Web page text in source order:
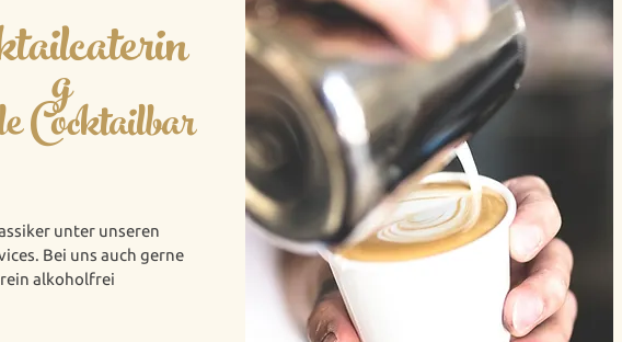
g
Cocktailbar
unter unseren
Bei uns auch gerne
rein alkoholfrei